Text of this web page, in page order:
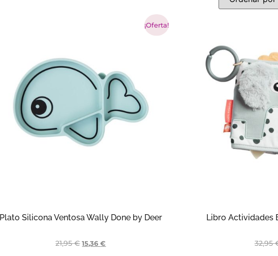
¡Oferta!
Plato Silicona Ventosa Wally Done by Deer
21,95€ 15,36€
Libro Actividades
32,95